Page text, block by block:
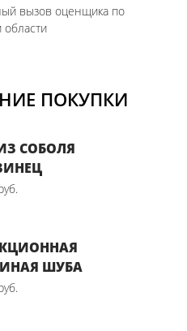
вызов оценщика по
ПОКУПКИ
СОБОЛЯ
ШУБА